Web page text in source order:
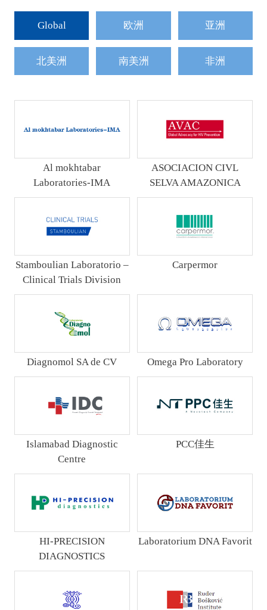
Global 欧洲 亚洲
北美洲 南美洲 非洲
Al mokhtabar
Laboratories-IMA
ASOCIACION CIVL
SELVA AMAZONICA
Stamboulian Laboratorio –
Clinical Trials Division
Carpermor
Diagnomol SA de CV Omega Pro Laboratory
Islamabad Diagnostic
Centre
PCC佳生
HI-PRECISION
DIAGNOSTICS
Laboratorium DNA Favorit